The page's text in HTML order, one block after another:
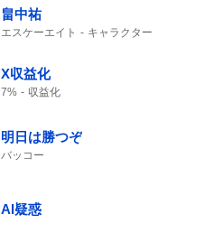
畠中祐
エスケーエイト
キャラクター
X収益化
7% 収益化
明日は勝つぞ
バッコー
AI疑惑